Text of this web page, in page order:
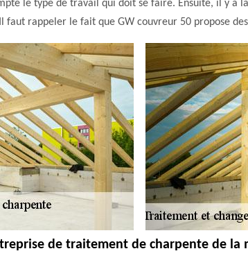
le type de travail qui doit se faire. Ensuite, il y a
faut rappeler le fait que GW couvreur 50 propose
de traitement de charpente de la